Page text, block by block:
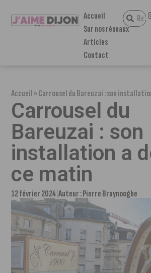
Accueil
Sur nos réseaux
Articles
Contact
Accueil»Carrousel du Bareuzai : son
Carrousel du
Bareuzai : son
installation a
ce matin
12 février 2024 Auteur :Pierre Bruynooghe